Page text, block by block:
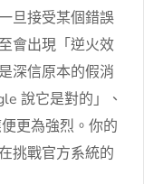
旦接受某個錯誤
會出現「逆火效
深信原本的假消
說它是對的」、
更為強烈。你的
挑戰官方系統的